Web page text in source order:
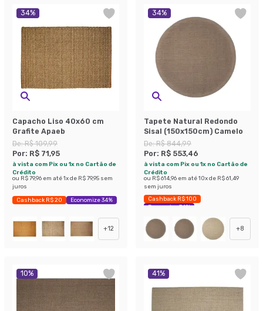
34%
Capacho Liso 40x60 cm
Grafite Apaeb
De:R$ 109,99
Por: R$ 71,95
à vista com Pix ou 1x no Cartão de
Crédito
ou R$ 79,96 em até1x de R$ 79,95 sem
juros
Cashback R$ 20 Economize 34%
+12
34%
Tapete Natural Redondo
Sisal (150x150cm) Camelo
De:R$ 844,99
Por: R$ 553,46
à vista com Pix ou 1x no Cartão de
Crédito
ou R$ 614,96 em até10x de R$ 61,49
sem juros
Cashback R$ 100
Economize 34%
+8
10% 41%